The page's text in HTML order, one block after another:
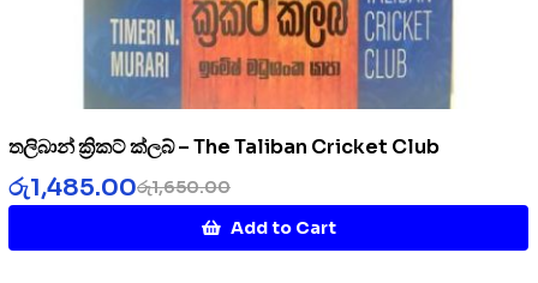
තලිබාන් ක්‍රිකට් ක්ලබ් – The Taliban Cricket Club
රු1,650.00
රු1,485.00
Add to Cart